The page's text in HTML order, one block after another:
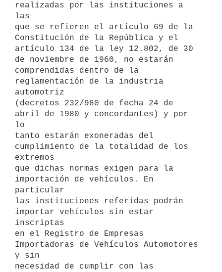
realizadas por las instituciones a
las
que se refieren el artículo 69 de la
Constitución de la República y el
artículo 134 de la ley 12.802, de 30
de noviembre de 1960, no estarán
comprendidas dentro de la
reglamentación de la industria
automotriz
(decretos 232/980 de fecha 24 de
abril de 1980 y concordantes) y por
lo
tanto estarán exoneradas del
cumplimiento de la totalidad de los
extremos
que dichas normas exigen para la
importación de vehículos. En
particular
las instituciones referidas podrán
importar vehículos sin estar
inscriptas
en el Registro de Empresas
Importadoras de Vehículos Automotores
y sin
necesidad de cumplir con las